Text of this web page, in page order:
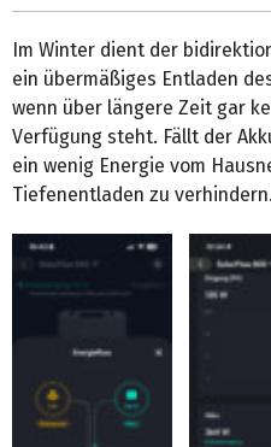
Im Winter dient der
ein übermäßiges Entladen
wenn über längere Zeit gar
Verfügung steht. Fällt der
ein wenig Energie vom
Tiefenentladen zu verhindern.